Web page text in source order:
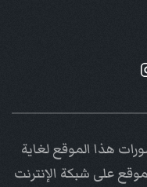
هذا الموقع لغاية
على شبكة الإنترنت